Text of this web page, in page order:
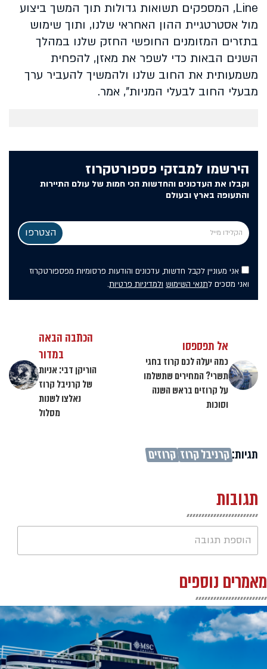
Line, המספקים תשואות גדולות תוך המשך ביצוע
מול אסטרטגיית ההון האחראי שלנו, ותוך שימוש
בתזרים המזומנים החופשי החזק שלנו במהלך
השנים הבאות כדי לשפר את מאזן, להפחית
משמעותית את החוב שלנו ולהמשיך להעביר ערך
מבעלי החוב לבעלי המניות", אמר.
הירשמו למבזקי פספורטקרוז
וקבלו את העדכונים והחדשות הכי חמות של עולם התיירות
והתעופה בארץ ובעולם
אני מעוניין לקבל חדשות, עדכונים והודעות פרסומיות מפספורטקרוז
ואני מסכים לתנאי השימוש ולמדיניות פרטיות.
אל תפספסו
כמה יעלה לכם קרוז בחגי
תשרי? המחירים שתשלמו
על קרוזים בראש השנה
וסוכות
הכתבה הבאה
במדור
הוריקן דבי: אניות
של קרניבל קרוז
נאלצו לשנות
מסלול
תגיות:קרניבל קרוז קרוזים
תגובות
הוספת תגובה
מאמרים נוספים